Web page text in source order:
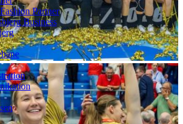
Partner
Business